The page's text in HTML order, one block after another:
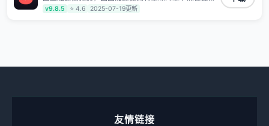
运营商专线不卡顿超稳定，专为海外华人和留学生打
造，帮助海外华人免除地域限制，随时高速稳定低延迟
v9.8.5 ⭐ 4.6 2025-07-19更新
友情链接